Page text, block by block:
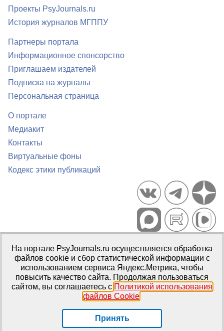
Проекты PsyJournals.ru
История журналов МГППУ
Партнеры портала
Информационное спонсорство
Приглашаем издателей
Подписка на журналы
Персональная страница
О портале
Медиакит
Контакты
Виртуальные фоны
Кодекс этики публикаций
Портал психологических изданий PsyJournals.ru, 2007–2026
Правила использования материалов
Свидетельство регистрации СМИЭл № ФС77-66447 от 14 июля
2016 г.
Издатель: ФГБОУ ВО МГППУ
На портале PsyJournals.ru осуществляется обработка
файлов cookie и сбор статистической информации с
использованием сервиса Яндекс.Метрика, чтобы
повысить качество сайта. Продолжая пользоваться
сайтом, вы соглашаетесь с Политикой использования
файлов Cookie.
Принять